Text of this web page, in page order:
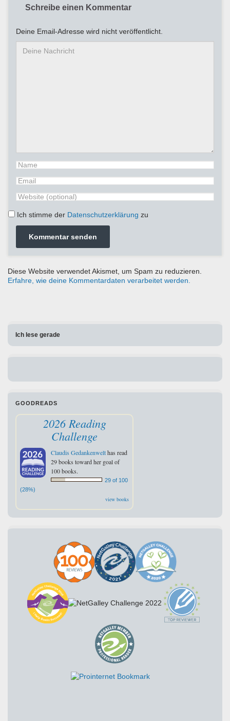
Schreibe einen Kommentar
Deine Email-Adresse wird nicht veröffentlicht.
Ich stimme der Datenschutzerklärung zu
Diese Website verwendet Akismet, um Spam zu reduzieren.
Erfahre, wie deine Kommentardaten verarbeitet werden.
Ich lese gerade
GOODREADS
2026 Reading
Challenge
Claudis Gedankenwelthas read
29 books toward her goal of
100 books.
29 of 100
(28%)
view books